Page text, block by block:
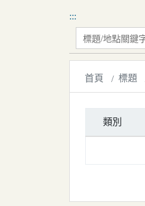
國立嘉義大學校園行事曆
:::
標題/地點關鍵字
首頁 標題
類別